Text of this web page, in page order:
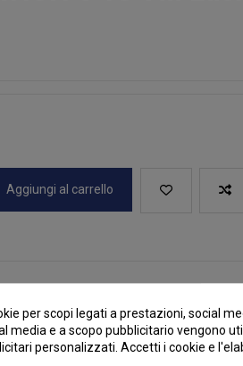
Aggiungi al carrello
per scopi legati a prestazioni, social
media e a scopo pubblicitario vengono
personalizzati. Accetti i cookie e